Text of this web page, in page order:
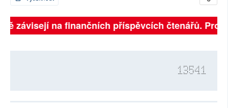
závisejí na finančních příspěvcích čtenářů.
13541